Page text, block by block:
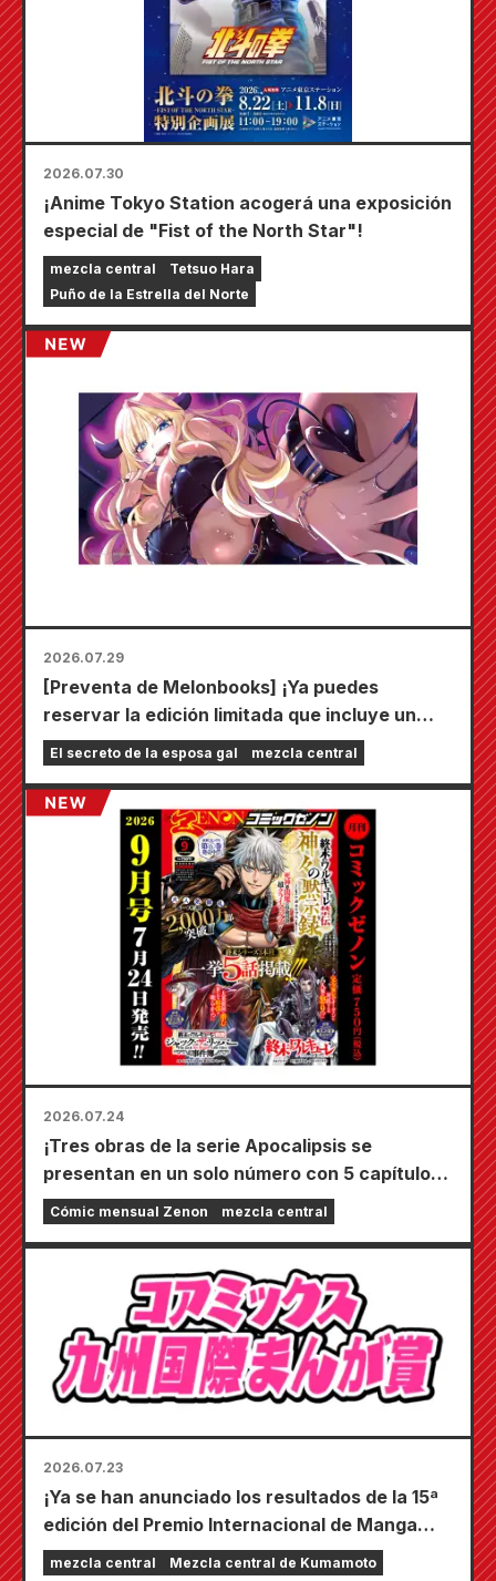
2026.07.30
¡Anime Tokyo Station acogerá una exposición
especial de "Fist of the North Star"!
mezcla central
Tetsuo Hara
Puño de la Estrella del Norte
2026.07.29
[Preventa de Melonbooks] ¡Ya puedes
reservar la edición limitada que incluye un
tapete de juego especial con una ilustración
deslumbrante de Fuyuki Tojo dibujada por
Kudou! ¡El sexto volumen de "El secreto de la
novia" saldrá a la venta el 20 de octubre!
El secreto de la esposa gal mezcla central
2026.07.24
¡Tres obras de la serie Apocalipsis se
presentan en un solo número con 5 capítulos!
¡El número de septiembre de 2026 de
"Monthly Comic Zenon" sale a la venta el 24
de julio!
Cómic mensual Zenon mezcla central
2026.07.23
¡Ya se han anunciado los resultados de la 15ª
edición del Premio Internacional de Manga
Coamix Kyushu!
mezcla central Mezcla central de Kumamoto